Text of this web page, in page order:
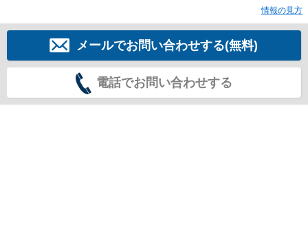
情報の見方
メールでお問い合わせする(無料)
電話でお問い合わせする